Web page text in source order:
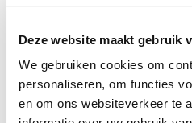
Deze website maakt gebruik
We gebruiken cookies om
personaliseren, om functies
en om ons websiteverkeer te